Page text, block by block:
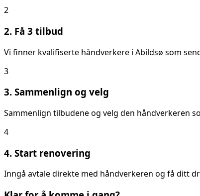
2
2. Få 3 tilbud
Vi finner kvalifiserte håndverkere i Abildsø som
3
3. Sammenlign og velg
Sammenlign tilbudene og velg den håndverkeren
4
4. Start renovering
Inngå avtale direkte med håndverkeren og få ditt